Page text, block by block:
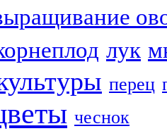
лук
перец
чеснок